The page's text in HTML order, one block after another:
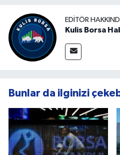
EDITÖR
Kulis Borsa
Bunlar da ilginizi